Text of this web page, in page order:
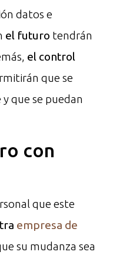
datos e
el futuro tendrán
el control
que se
que se puedan
con
que este
empresa de
su mudanza sea